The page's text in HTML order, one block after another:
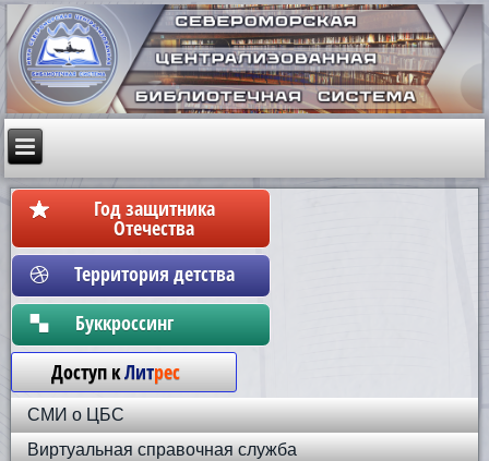
Год защитника
Отечества
Территория детства
Бyккpoccинг
Доступ кЛитрес
СМИ о ЦБС
Виртуальная справочная служба